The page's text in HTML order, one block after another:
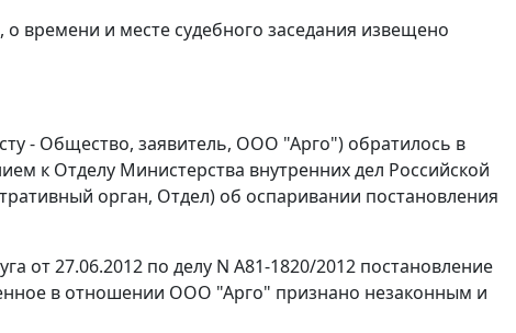
времени и месте судебного заседания извещено
- Общество, заявитель, ООО "Арго") обратилось в
к Отделу Министерства внутренних дел Российской
орган, Отдел) об оспаривании постановления
от 27.06.2012 по делу N А81-1820/2012 постановление
в отношении ООО "Арго" признано незаконным и